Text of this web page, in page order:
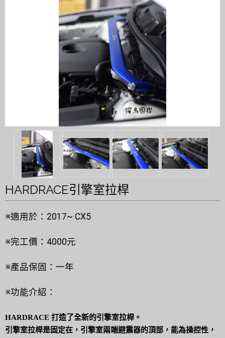
HARDRACE引擎室拉桿
※適用於：2017~ CX5
※完工價：4000元
※產品保固：一年
※功能介紹：
HARDRACE 打造了全新的引擎室拉桿。
引擎室拉桿是固定在，引擎室兩端避震器的頂部，能為操控性，